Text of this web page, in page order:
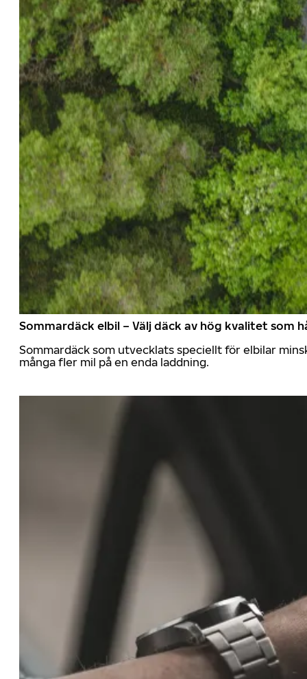
Sommardäck elbil – Välj däck av hög kvalitet som
Sommardäck som utvecklats speciellt för elbilar
många fler mil på en enda laddning.